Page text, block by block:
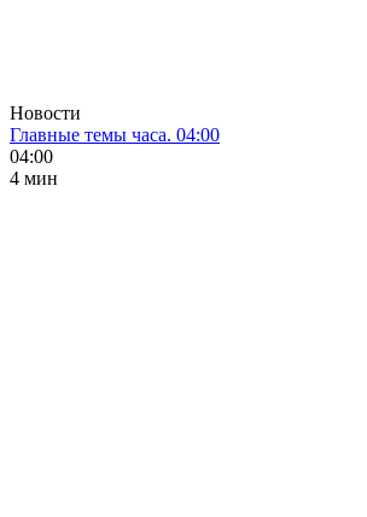
Новости
Главные темы часа. 04:00
04:00
4 мин